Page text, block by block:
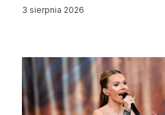
3 sierpnia 2026